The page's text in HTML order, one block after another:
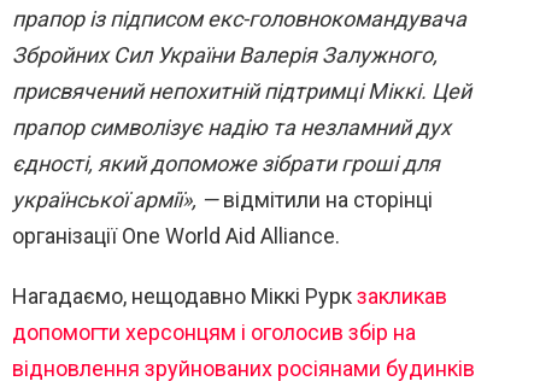
прапор із підписом екс-головнокомандувача
Збройних Сил України Валерія Залужного,
присвячений непохитній підтримці Міккі. Цей
прапор символізує надію та незламний дух
єдності, який допоможе зібрати гроші для
української армії», —відмітили на сторінці
організації One World Aid Alliance.
Нагадаємо, нещодавно Міккі Руркзакликав
допомогти херсонцям і оголосив збір на
відновлення зруйнованих росіянами будинків